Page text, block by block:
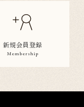
新規会員登録
Membership